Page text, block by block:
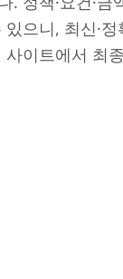
으니, 최신·
사이트에서 최